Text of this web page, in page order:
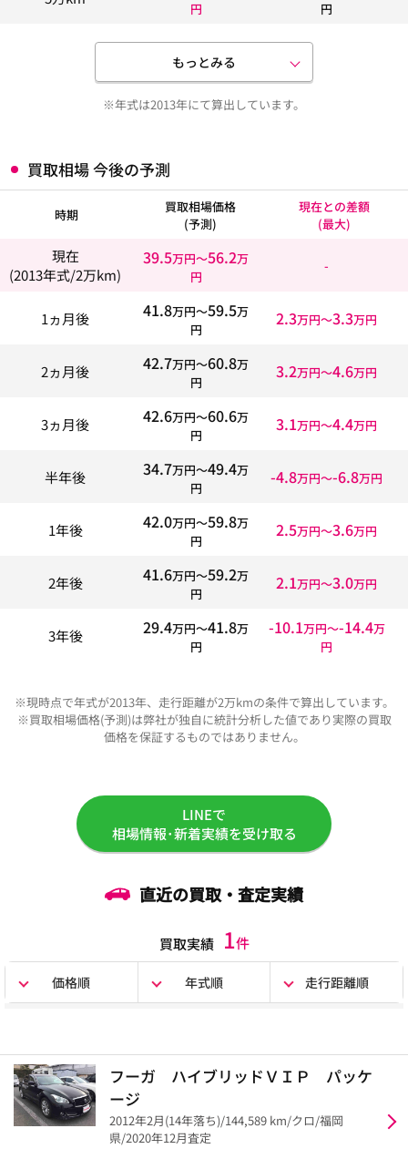
円 円
もっとみる
※年式は2013年にて算出しています。
買取相場 今後の予測
時期
買取相場価格
(予測)
現在との差額
(最大)
現在
(2013年式/2万km)
39.5万円〜56.2万
円
-
1ヵ月後 41.8万円〜59.5万
円
2.3万円〜3.3万円
2ヵ月後 42.7万円〜60.8万
円
3.2万円〜4.6万円
3ヵ月後 42.6万円〜60.6万
円
3.1万円〜4.4万円
半年後 34.7万円〜49.4万
円
-4.8万円〜-6.8万円
1年後 42.0万円〜59.8万
円
2.5万円〜3.6万円
2年後 41.6万円〜59.2万
円
2.1万円〜3.0万円
3年後 29.4万円〜41.8万
円
-10.1万円〜-14.4万
円
※現時点で年式が2013年、走行距離が2万kmの条件で算出しています。
※買取相場価格(予測)は弊社が独自に統計分析した値であり実際の買取
価格を保証するものではありません。
LINEで
相場情報･新着実績を受け取る
直近の買取・査定実績
買取実績 1件
価格順 年式順 走行距離順
フーガ ハイブリッドＶＩＰ パッケ
ージ
2012年2月(14年落ち)/144,589 km/クロ/福岡
県/2020年12月査定